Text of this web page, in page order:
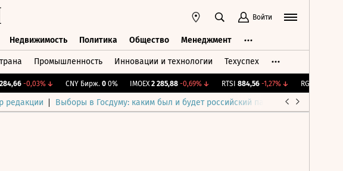
Войти
Недвижимость Политика Общество Менеджмент
Промышленность Инновации и технологии Техуспех
-0,03%↓ CNY Бирж. 0 0% IMOEX 2 285,88 -0,69%↓ RTSI 884,56 -1,27%↓ RGBI
редакции Выборы в Госдуму: каким был и будет российский парламент